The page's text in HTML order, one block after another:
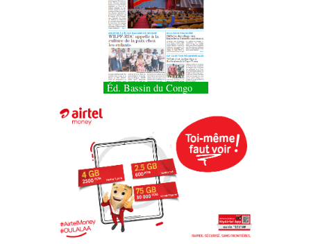
Éd. Bassin du Congo